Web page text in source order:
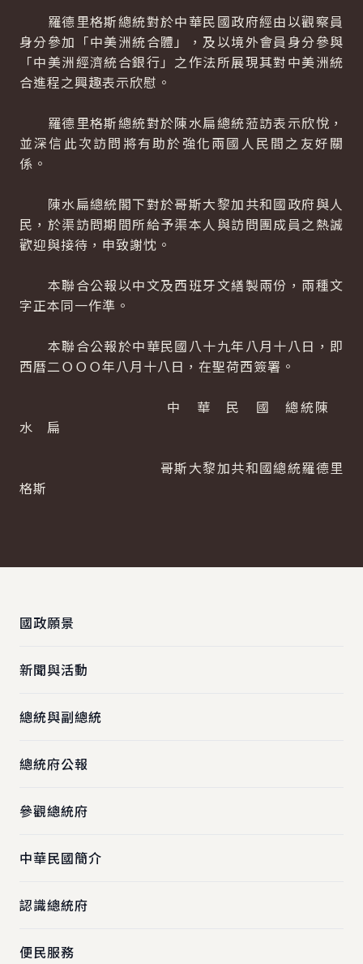
羅德里格斯總統對於中華民國政府經由以觀察員
身分參加「中美洲統合體」，及以境外會員身分參與
「中美洲經濟統合銀行」之作法所展現其對中美洲統
合進程之興趣表示欣慰。
羅德里格斯總統對於陳水扁總統蒞訪表示欣悅，
並深信此次訪問將有助於強化兩國人民間之友好關
係。
陳水扁總統閣下對於哥斯大黎加共和國政府與人
民，於渠訪問期間所給予渠本人與訪問團成員之熱誠
歡迎與接待，申致謝忱。
本聯合公報以中文及西班牙文繕製兩份，兩種文
字正本同一作準。
本聯合公報於中華民國八十九年八月十八日，即
西曆二ＯＯＯ年八月十八日，在聖荷西簽署。
中 華 民 國 總統陳
水 扁
哥斯大黎加共和國總統羅德里
格斯
國政願景
新聞與活動
總統與副總統
總統府公報
參觀總統府
中華民國簡介
認識總統府
便民服務